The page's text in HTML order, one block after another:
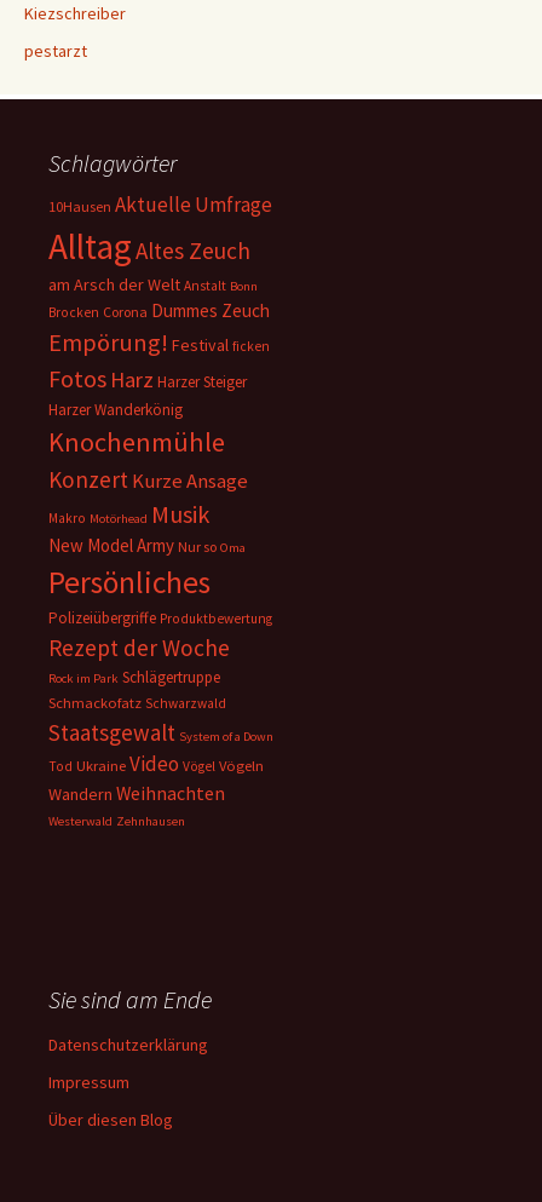
Kiezschreiber
pestarzt
Schlagwörter
10Hausen Aktuelle Umfrage
AlltagAltes Zeuch
am Arsch der Welt Anstalt Bonn
Brocken Corona Dummes Zeuch
Empörung! Festival ficken
Fotos Harz Harzer Steiger
Harzer Wanderkönig
Knochenmühle
Konzert Kurze Ansage
Makro Motörhead Musik
New Model Army Nur so Oma
Persönliches
Polizeiübergriffe Produktbewertung
Rezept der Woche
Rock im Park Schlägertruppe
Schmackofatz Schwarzwald
Staatsgewalt System of a Down
Tod Ukraine Video Vögel Vögeln
Wandern Weihnachten
Westerwald Zehnhausen
Sie sind am Ende
Datenschutzerklärung
Impressum
Über diesen Blog